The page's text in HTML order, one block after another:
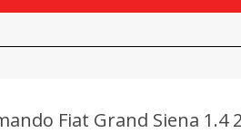
Fiat Grand Siena 1.4